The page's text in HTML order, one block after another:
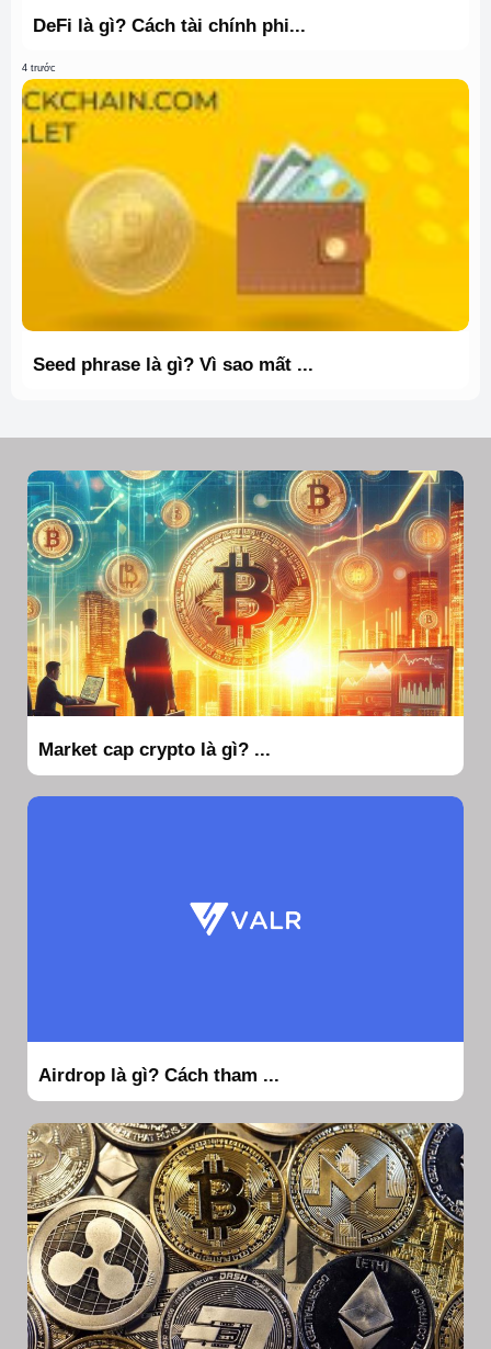
DeFi là gì? Cách tài chính phi...
4 trước
Seed phrase là gì? Vì sao mất ...
Market cap crypto là gì? ...
Airdrop là gì? Cách tham ...